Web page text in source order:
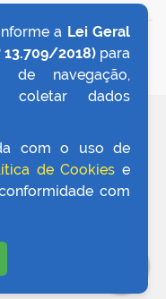
a Lei Geral
13.709/2018)para
de navegação,
coletar dados
com o uso de
de Cookies e
com